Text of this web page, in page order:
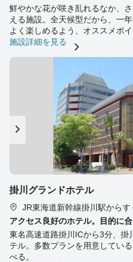
鮮やかな花が咲き乱れるなか、
える施設。全天候型だから、一
よく楽しめるよう、オススメポ
施設詳細を見る
掛川グランドホテル
JR東海道新幹線掛川駅からす
アクセス良好のホテル。目的に
東名高速道路掛川ICから3分、掛
テル。多数プランを用意してい
べる。